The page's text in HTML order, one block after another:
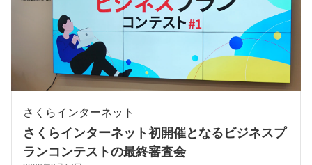
さくらインターネット
さくらインターネット初開催となるビジネスプ
ランコンテストの最終審査会